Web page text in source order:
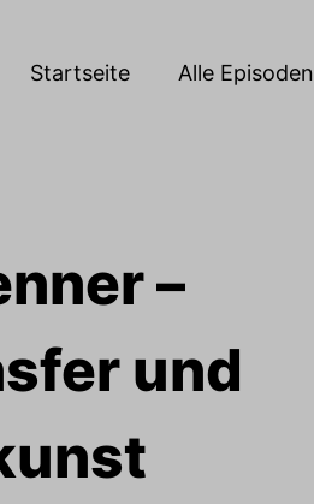
Startseite Alle Episoden
–
und